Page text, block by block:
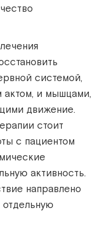
системой,
актом, и мышцами,
движение.
стоит
с пациентом
активность.
направлено
отдельную